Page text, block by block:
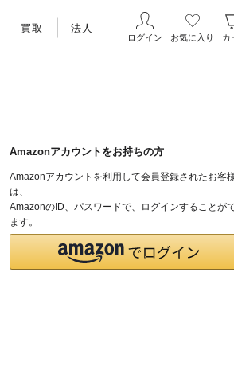
買取 法人
ログイン お気に入り カ
Amazonアカウントをお持ちの方
Amazonアカウントを利用して会員登録されたお客
は、
AmazonのID、パスワードで、ログインすることが
ます。